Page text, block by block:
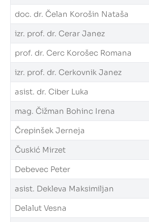
doc. dr. Čelan Korošin Nataša
izr. prof. dr. Cerar Janez
prof. dr. Cerc Korošec Romana
izr. prof. dr. Cerkovnik Janez
asist. dr. Ciber Luka
mag. Čižman Bohinc Irena
Črepinšek Jerneja
Čuskić Mirzet
Debevec Peter
asist. Dekleva Maksimiljan
Delalut Vesna